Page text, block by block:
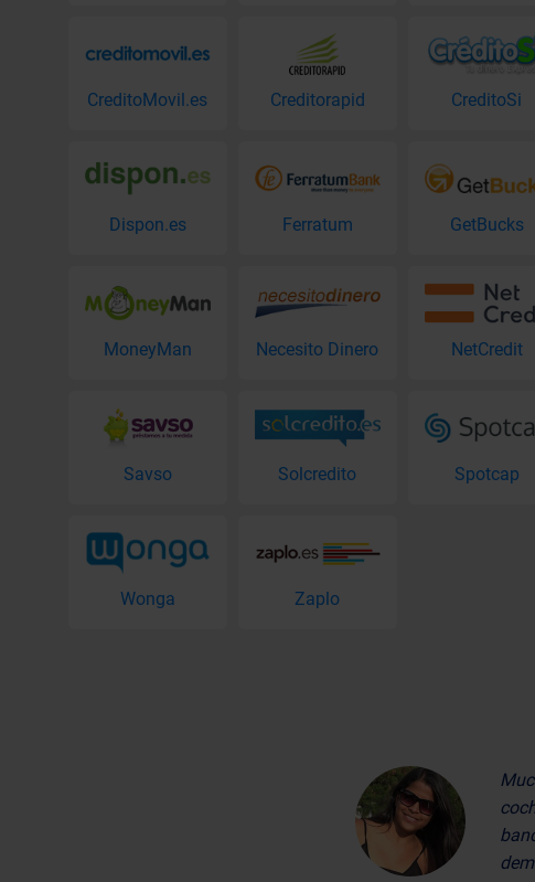
CreditoMovil.es Creditorapid CreditoSi
Dispon.es Ferratum GetBucks
MoneyMan Necesito Dinero NetCredit
Savso Solcredito Spotcap
Wonga Zaplo